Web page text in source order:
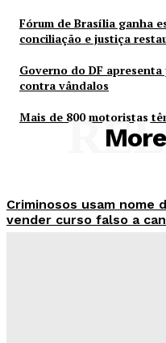
Fórum de Brasília ganha
conciliação e justiça
Governo do DF
contra vândalos
Mais de 800 motoristas
Criminosos usam nome
vender curso falso a